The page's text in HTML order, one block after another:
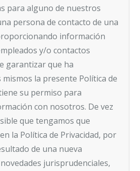
para alguno de nuestros
persona de contacto de una
información
y/o contactos
garantizar que ha
mismos la presente Política de
su permiso para
con nosotros. De vez
que tengamos que
la Política de Privacidad, por
de una nueva
jurisprudenciales,